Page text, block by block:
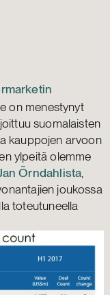
on menestynyt
suomalaisten
kauppojen arvoon
ylpeitä olemme
Örndahlista,
joukossa
toteutuneella